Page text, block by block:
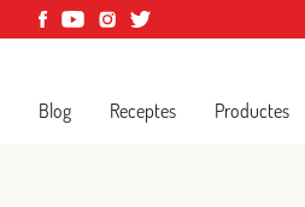
Blog Receptes Productes